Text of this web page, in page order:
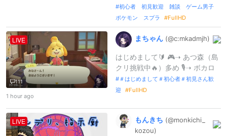
初心者 初見歓迎 雑談 ゲーム男子
ポケモン スプラ
FullHD
LIVE
111
1 hour ago
まちゃん (@c:mkadmjh)
はじめまして🔰 🎮➝ あつ森（島
クリ挑戦中🔥）多め 🎙️➝ ボカロ
＃はじめまして＃初心者＃初見さん歓
迎
FullHD
LIVE もんきち (@monkichi_
kozou)